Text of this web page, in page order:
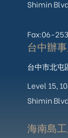
Shimin
Fax:06-
台中辦
台中市北屯
Level 15,
Shimin
海南島